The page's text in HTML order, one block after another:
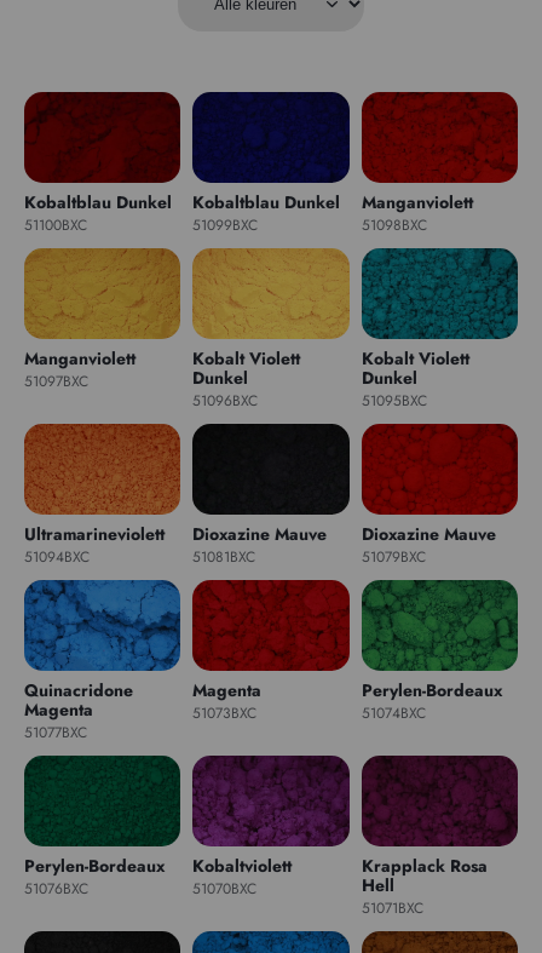
Kobaltblau Dunkel
51100BXC
Kobaltblau Dunkel
51099BXC
Manganviolett
51098BXC
Manganviolett
51097BXC
Kobalt Violett
Dunkel
51096BXC
Kobalt Violett
Dunkel
51095BXC
Ultramarineviolett
51094BXC
Dioxazine Mauve
51081BXC
Dioxazine Mauve
51079BXC
Quinacridone
Magenta
51077BXC
Magenta
51073BXC
Perylen-Bordeaux
51074BXC
Perylen-Bordeaux
51076BXC
Kobaltviolett
51070BXC
Krapplack Rosa
Hell
51071BXC